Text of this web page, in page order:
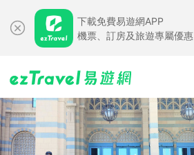
下載免費易遊網APP
機票、訂房及旅遊專屬優惠